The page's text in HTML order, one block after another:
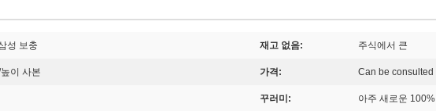
성 보충 재고 없음: 주식에서 큰
이 사본 가격: Can be consulted
꾸러미: 아주 새로운 100%